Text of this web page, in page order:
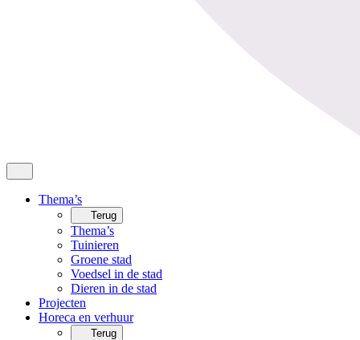
Thema’s
Terug
Thema’s
Tuinieren
Groene stad
Voedsel in de stad
Dieren in de stad
Projecten
Horeca en verhuur
Terug